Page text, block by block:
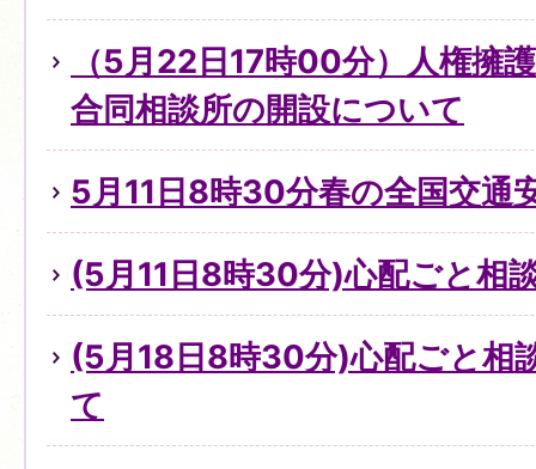
（5月22日17時00分）人権擁
合同相談所の開設について
5月11日8時30分春の全国交通
(5月11日8時30分)心配ごと相
(5月18日8時30分)心配ごと相
て